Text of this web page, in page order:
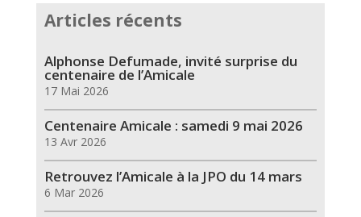
Articles récents
Alphonse Defumade, invité surprise du
centenaire de l’Amicale
17 Mai 2026
Centenaire Amicale : samedi 9 mai 2026
13 Avr 2026
Retrouvez l’Amicale à la JPO du 14 mars
6 Mar 2026